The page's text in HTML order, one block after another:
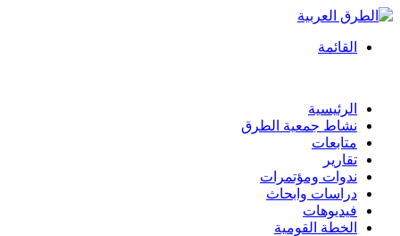
القائمة
الرئيسية
نشاط جمعية الطرق
متابعات
تقارير
ندوات ومؤتمرات
دراسات وابحاث
فيديوهات
الخطة القومية